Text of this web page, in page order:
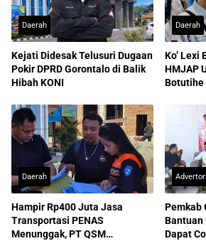
Daerah
Kejati Didesak Telusuri Dugaan
Pokir DPRD Gorontalo di Balik
Hibah KONI
Daerah
Ko’ Lexi
HMJAP
Botutihe
Daerah
Hampir Rp400 Juta Jasa
Transportasi PENAS
Menunggak, PT QSM
Pemkab
Bantuan
Dapat